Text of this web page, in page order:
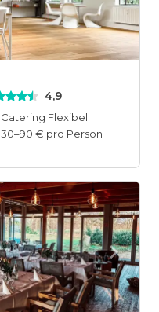
4,9
Catering Flexibel
30–90 € pro Person